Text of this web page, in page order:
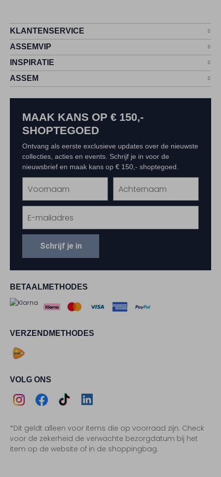
KLANTENSERVICE
ASSEMVIP
INSPIRATIE
ASSEM
BETAALMETHODES
VERZENDMETHODES
VOLG ONS
Instagram
Facebook
TikTokLinkedIn
*Dit geldt alleen voor items die op voorraad zijn. Check
voor de zekerheid de verwachte bezorgdatum bij het
item op de website of in de shoppingbag.
MAAK KANS OP € 150,-
SHOPTEGOED
Ontvang als eerste exclusieve updates over de nieuwste
collecties, acties en events. Schrijf je in voor de
nieuwsbrief en maak kans op € 150,- shoptegoed.
Schrijf je in